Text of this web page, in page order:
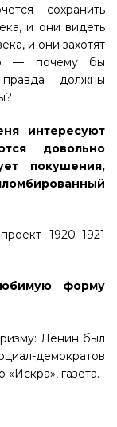
сохранить
и они видеть
и они захотят
— почему бы
должны
интересуют
довольно
покушения,
1920−1921
форму
Ленин был
демократов
газета.